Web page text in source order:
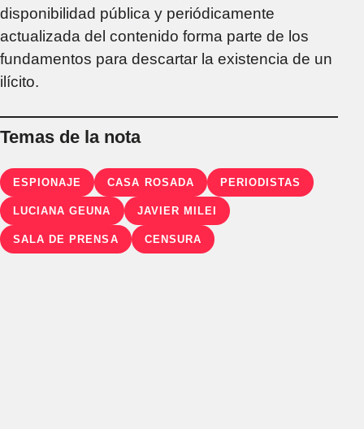
disponibilidad pública y periódicamente
actualizada del contenido forma parte de los
fundamentos para descartar la existencia de un
ilícito.
Temas de la nota
ESPIONAJE CASA ROSADA PERIODISTAS
LUCIANA GEUNA JAVIER MILEI
SALA DE PRENSA CENSURA